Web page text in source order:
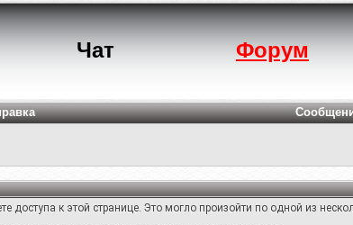
Чат Форум
доступа к этой странице. Это могло произойти по одной из